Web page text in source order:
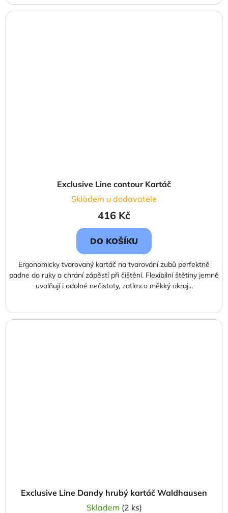
Exclusive Line contour Kartáč
Skladem u dodavatele
416 Kč
DO KOŠÍKU
Ergonomicky tvarovaný kartáč na tvarování zubů perfektně
padne do ruky a chrání zápěstí při čištění. Flexibilní štětiny jemně
uvolňují i ​​odolné nečistoty, zatímco měkký okraj...
Exclusive Line Dandy hrubý kartáč Waldhausen
Skladem (2 ks)